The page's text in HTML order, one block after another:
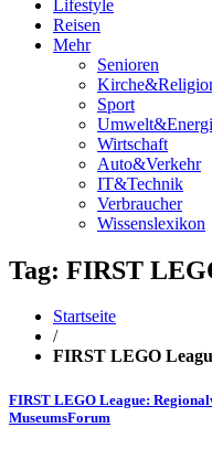
Lifestyle
Reisen
Mehr
Senioren
Sport
Wirtschaft
Auto&Verkehr
IT&Technik
Verbraucher
Wissenslexikon
Tag: FIRST
Startseite
/
FIRST LEGO
FIRST LEGO League:
MuseumsForum